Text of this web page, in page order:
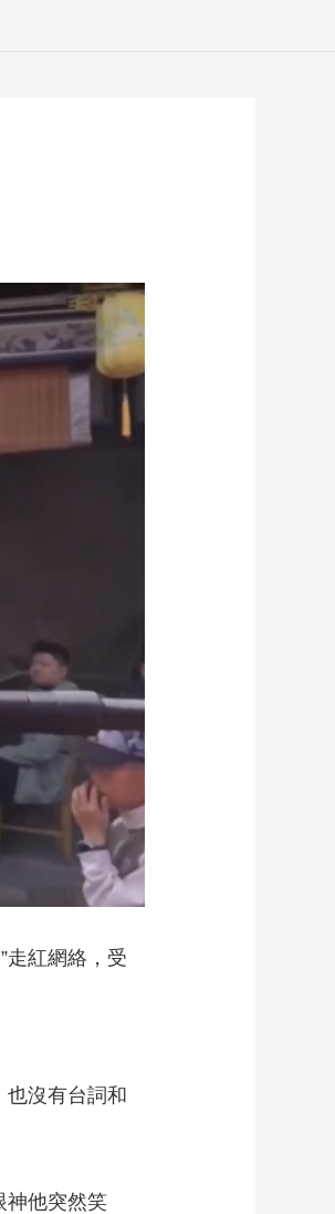
走紅網絡，受
沒有台詞和
他突然笑